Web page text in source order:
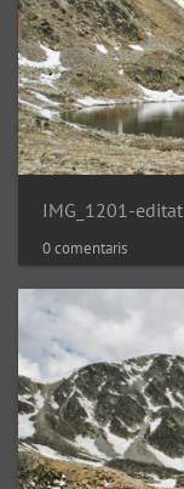
IMG_1201-editat
0 comentaris